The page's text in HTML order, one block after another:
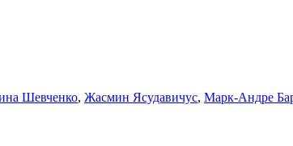
Шевченко, Жасмин Ясудавичус, Марк-Андре